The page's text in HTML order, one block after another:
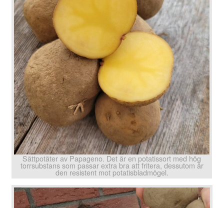
Sättpotäter av Papageno. Det är en potatissort med hög
torrsubstans som passar extra bra att fritera, dessutom är
den resistent mot potatisbladmögel.